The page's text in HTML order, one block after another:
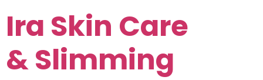
Ira Skin Care
& Slimming